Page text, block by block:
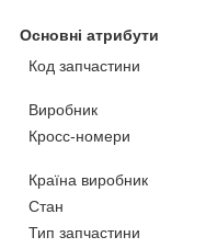
Основні атрибути
Код запчастини
Виробник
Кросс-номери
Країна виробник
Стан
Тип запчастини